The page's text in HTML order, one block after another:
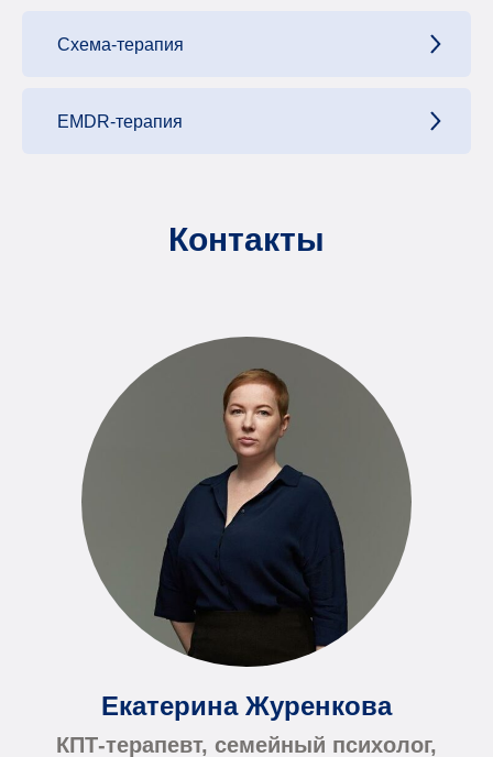
Схема-терапия
EMDR-терапия
Контакты
Екатерина Журенкова
КПТ-терапевт, семейный психолог,